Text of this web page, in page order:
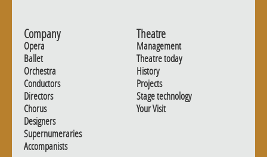
Company
Opera
Ballet
Orchestra
Conductors
Directors
Chorus
Designers
Supernumeraries
Accompanists
Theatre
Management
Theatre today
History
Projects
Stage technology
Your Visit